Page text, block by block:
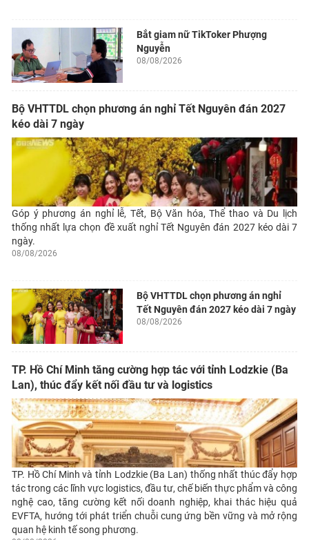
Bắt giam nữ TikToker Phượng
Nguyễn
08/08/2026
Bộ VHTTDL chọn phương án nghỉ Tết Nguyên đán 2027
kéo dài 7 ngày
Góp ý phương án nghỉ lễ, Tết, Bộ Văn hóa, Thể thao và Du lịch
thống nhất lựa chọn đề xuất nghỉ Tết Nguyên đán 2027 kéo dài 7
ngày.
08/08/2026
Bộ VHTTDL chọn phương án nghỉ
Tết Nguyên đán 2027 kéo dài 7 ngày
08/08/2026
TP. Hồ Chí Minh tăng cường hợp tác với tỉnh Lodzkie (Ba
Lan), thúc đẩy kết nối đầu tư và logistics
TP. Hồ Chí Minh và tỉnh Lodzkie (Ba Lan) thống nhất thúc đẩy hợp
tác trong các lĩnh vực logistics, đầu tư, chế biến thực phẩm và công
nghệ cao, tăng cường kết nối doanh nghiệp, khai thác hiệu quả
EVFTA, hướng tới phát triển chuỗi cung ứng bền vững và mở rộng
quan hệ kinh tế song phương.